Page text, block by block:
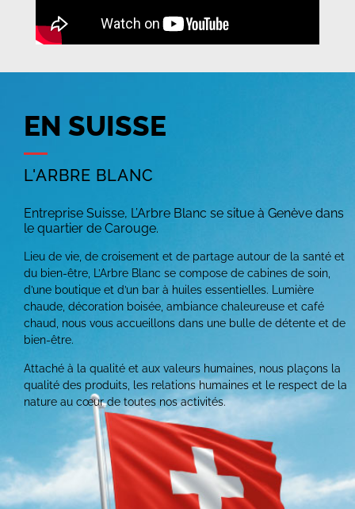
EN SUISSE
L'ARBRE BLANC
Entreprise Suisse, L’Arbre Blanc se situe à Genève dans
le quartier de Carouge.
Lieu de vie, de croisement et de partage autour de la santé et
du bien-être, L’Arbre Blanc se compose de cabines de soin,
d’une boutique et d’un bar à huiles essentielles. Lumière
chaude, décoration boisée, ambiance chaleureuse et café
chaud, nous vous accueillons dans une bulle de détente et de
bien-être.
Attaché à la qualité et aux valeurs humaines, nous plaçons la
qualité des produits, les relations humaines et le respect de la
nature au cœur de toutes nos activités.